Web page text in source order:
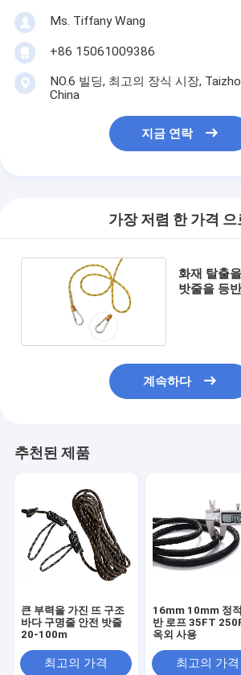
Ms. Tiffany Wang
+86 15061009386
NO.6 빌딩, 최고의 장식 시장,
China
지금 연락
가장 저렴 한 가격 으
화재 탈출
밧줄을 등
계속하다
추천된 제품
큰 부력을 가진 뜨 구조
바다 구명줄 안전 밧줄
20-100m
최고의 가격
16mm 10mm 정
반 로프 35FT
옥외 사용
최고의 가격